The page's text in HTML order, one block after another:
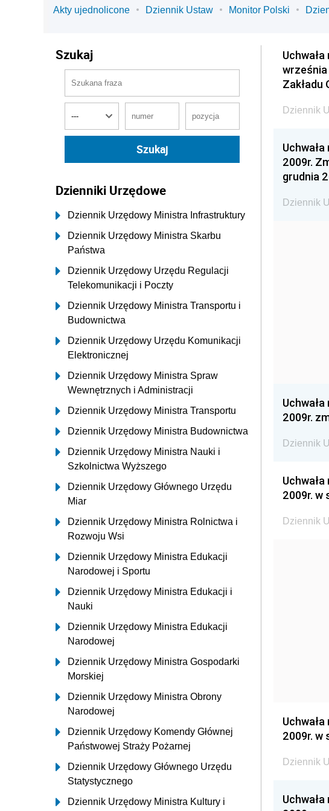
Akty ujednolicone Dziennik Ustaw Monitor Polski
Szukaj
Dzienniki Urzędowe
Dziennik Urzędowy Ministra Infrastruktury
Dziennik Urzędowy Ministra Skarbu
Państwa
Dziennik Urzędowy Urzędu Regulacji
Telekomunikacji i Poczty
Dziennik Urzędowy Ministra Transportu i
Budownictwa
Dziennik Urzędowy Urzędu Komunikacji
Elektronicznej
Dziennik Urzędowy Ministra Spraw
Wewnętrznych i Administracji
Dziennik Urzędowy Ministra Transportu
Dziennik Urzędowy Ministra Budownictwa
Dziennik Urzędowy Ministra Nauki i
Szkolnictwa Wyższego
Dziennik Urzędowy Głównego Urzędu
Miar
Dziennik Urzędowy Ministra Rolnictwa i
Rozwoju Wsi
Dziennik Urzędowy Ministra Edukacji
Narodowej i Sportu
Dziennik Urzędowy Ministra Edukacji i
Nauki
Dziennik Urzędowy Ministra Edukacji
Narodowej
Dziennik Urzędowy Ministra Gospodarki
Morskiej
Dziennik Urzędowy Ministra Obrony
Narodowej
Dziennik Urzędowy Komendy Głównej
Państwowej Straży Pożarnej
Dziennik Urzędowy Głównego Urzędu
Statystycznego
Dziennik Urzędowy Ministra Kultury i
Zakładu
Dziennik
2009r.
grudnia
Dziennik
2009r.
Dziennik
2009r. w
Dziennik
2009r. w
Dziennik